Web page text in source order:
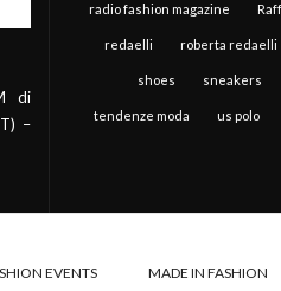
di
–
radio fashion magazine
redaelli roberta redaelli
shoes sneakers
tendenze moda us polo
EVENTS MADE IN FASHION